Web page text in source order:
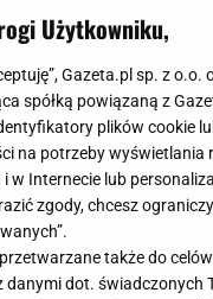
które
grama
- gotuj bez
Użytkowniku,
Gazeta.pl sp. z
spółką powiązaną z
plików cookie
na potrzeby
w Internecie lub
zgody, chcesz
także do
danymi dot.